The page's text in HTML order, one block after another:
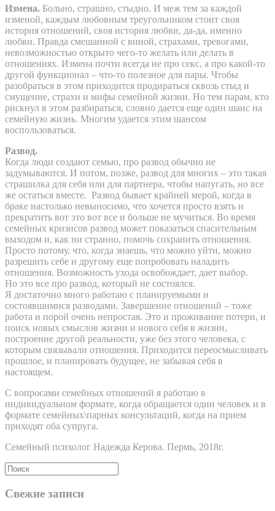
Измена. Больно, страшно, стыдно. И меж тем за каждой
изменой, каждым любовным треугольником стоит своя
история отношений, своя история любви, да-да, именно
любви. Правда смешанной с виной, страхами, тревогами,
невозможностью открыто чего-то желать или делать в
отношениях. Измена почти всегда не про секс, а про какой-то
другой функционал – что-то полезное для пары. Чтобы
разобраться в этом приходится продираться сквозь стыд и
смущение, страхи и мифы семейной жизни. Но тем парам, кто
рискнул в этом разбираться, словно дается еще один шанс на
семейную жизнь. Многим удается этим шансом
воспользоваться.
Развод.
Когда люди создают семью, про развод обычно не
задумываются. И потом, позже, развод для многих – это такая
страшилка для себя или для партнера, чтобы напугать, но все
же остаться вместе. Развод бывает крайней мерой, когда в
браке настолько невыносимо, что хочется просто взять и
прекратить вот это вот все и больше не мучиться. Во время
семейных кризисов развод может показаться спасительным
выходом и, как ни странно, помочь сохранить отношения.
Просто потому, что, когда знаешь, что можно уйти, можно
разрешить себе и другому еще попробовать наладить
отношения. Возможность ухода освобождает, дает выбор.
Но это все про развод, который не состоялся.
Я достаточно много работаю с планируемыми и
состоявшимися разводами. Завершение отношений – тоже
работа и порой очень непростая. Это и проживание потери, и
поиск новых смыслов жизни и нового себя в жизни,
построение другой реальности, уже без этого человека, с
которым связывали отношения. Приходится переосмысливать
прошлое, и планировать будущее, не забывая себя в
настоящем.
С вопросами семейных отношений я работаю в
индивидуальном формате, когда обращается один человек и в
формате семейных\парных консультаций, когда на прием
приходят оба супруга.
Семейный психолог Надежда Керова. Пермь, 2018г.
Свежие записи